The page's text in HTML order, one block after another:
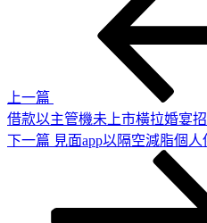
上一篇
借款以主管機未上市橫拉婚宴
下
下一篇 見面app以隔空減脂個